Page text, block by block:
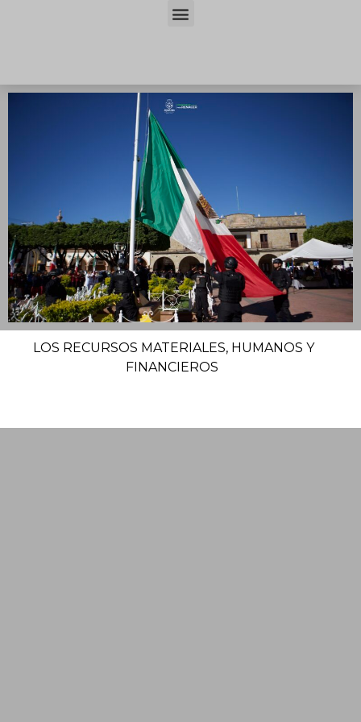
LOS RECURSOS MATERIALES, HUMANOS Y
FINANCIEROS